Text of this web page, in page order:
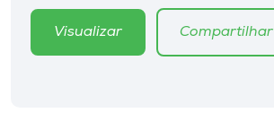
Visualizar Compartilhar